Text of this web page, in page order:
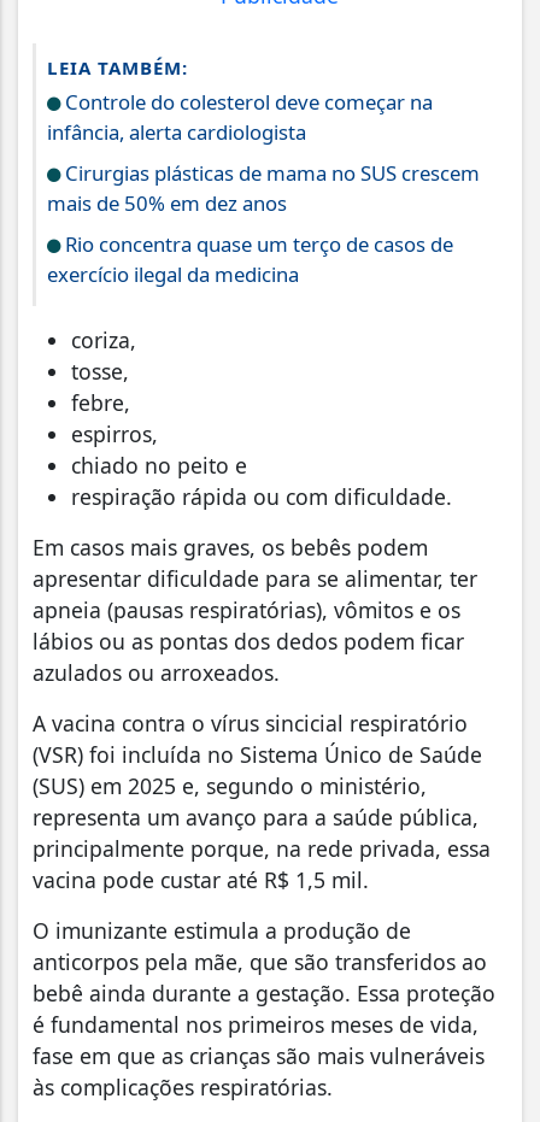
LEIA TAMBÉM:
Controle do colesterol deve começar na
infância, alerta cardiologista
Cirurgias plásticas de mama no SUS crescem
mais de 50% em dez anos
Rio concentra quase um terço de casos de
exercício ilegal da medicina
coriza,
tosse,
febre,
espirros,
chiado no peito e
respiração rápida ou com dificuldade.
Em casos mais graves, os bebês podem
apresentar dificuldade para se alimentar, ter
apneia (pausas respiratórias), vômitos e os
lábios ou as pontas dos dedos podem ficar
azulados ou arroxeados.
A vacina contra o vírus sincicial respiratório
(VSR) foi incluída no Sistema Único de Saúde
(SUS) em 2025 e, segundo o ministério,
representa um avanço para a saúde pública,
principalmente porque, na rede privada, essa
vacina pode custar até R$ 1,5 mil.
O imunizante estimula a produção de
anticorpos pela mãe, que são transferidos ao
bebê ainda durante a gestação. Essa proteção
é fundamental nos primeiros meses de vida,
fase em que as crianças são mais vulneráveis
às complicações respiratórias.